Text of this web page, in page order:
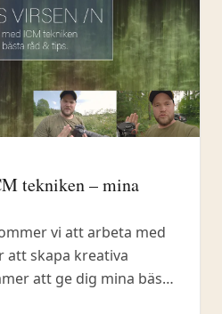
tekniken – mina
vi att arbeta med
att skapa kreativa
att ge dig mina bästa
lyckas. ICM står -